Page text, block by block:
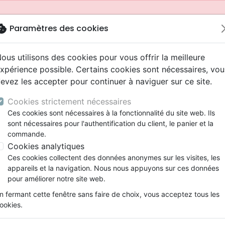
Nouveautés
Testaments
Etude biblique
Segond
Darby
Bandes dessinées
Souffrance, Relation d'aide
Ethique, société, politique
ans
Adolescents, jeunes
Latino, Folk
Soul
Rap, Hip-hop
Louange, Adoration
Pop, Rock
animés
conférences
Films, fiction
Jeux
Papeterie
depuis votre pays (United States).
21 Journal de bord - couverture rigide illustrée
Paramètres des cookies
utilisons des cookies pour vous offrir la meilleure
possible. Certains cookies sont nécessaires,
les accepter pour continuer à naviguer sur ce site.
Cookies strictement nécessaires
Ces cookies sont nécessaires à la fonctionnalité du site web. Ils
sont nécessaires pour l'authentification du client, le panier et la
commande.
Cookies analytiques
Ces cookies collectent des données anonymes sur les visites, les
appareils et la navigation. Nous nous appuyons sur ces données
pour améliorer notre site web.
fermant cette fenêtre sans faire de choix, vous acceptez tous les